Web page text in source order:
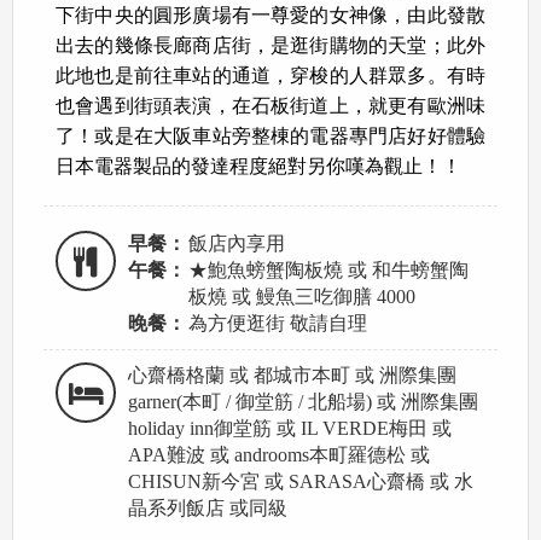
下街中央的圓形廣場有一尊愛的女神像，由此發散
出去的幾條長廊商店街，是逛街購物的天堂；此外
此地也是前往車站的通道，穿梭的人群眾多。有時
也會遇到街頭表演，在石板街道上，就更有歐洲味
了！或是在大阪車站旁整棟的電器專門店好好體驗
日本電器製品的發達程度絕對另你嘆為觀止！！
早餐： 飯店內享用
午餐： ★鮑魚螃蟹陶板燒 或 和牛螃蟹陶
板燒 或 鰻魚三吃御膳 4000
晚餐： 為方便逛街 敬請自理
心齋橋格蘭 或 都城市本町 或 洲際集團
garner(本町 / 御堂筋 / 北船場) 或 洲際集團
holiday inn御堂筋 或 IL VERDE梅田 或
APA難波 或 androoms本町羅德松 或
CHISUN新今宮 或 SARASA心齋橋 或 水
晶系列飯店 或同級